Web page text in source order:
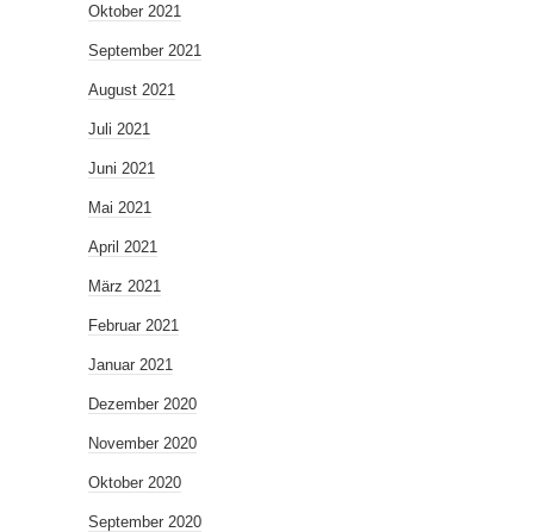
Oktober 2021
September 2021
August 2021
Juli 2021
Juni 2021
Mai 2021
April 2021
März 2021
Februar 2021
Januar 2021
Dezember 2020
November 2020
Oktober 2020
September 2020